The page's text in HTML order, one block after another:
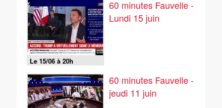
Le 15/06 à 20h
60 minutes Fauvelle -
Lundi 15 juin
60 minutes Fauvelle -
jeudi 11 juin